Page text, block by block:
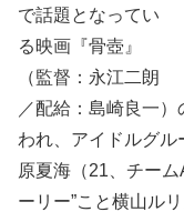
で話題となってい
る映画『骨壺』
（監督：永江二朗
／配給：島崎良一
われ、アイドルグル
原夏海（21、チー
ーリー”こと横山ル